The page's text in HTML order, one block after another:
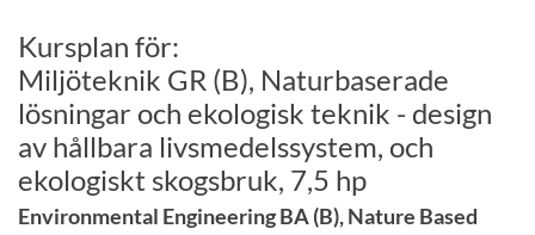
Kursplan för:
Miljöteknik GR (B), Naturbaserade
lösningar och ekologisk teknik - design
av hållbara livsmedelssystem, och
ekologiskt skogsbruk, 7,5 hp
Environmental Engineering BA (B), Nature Based